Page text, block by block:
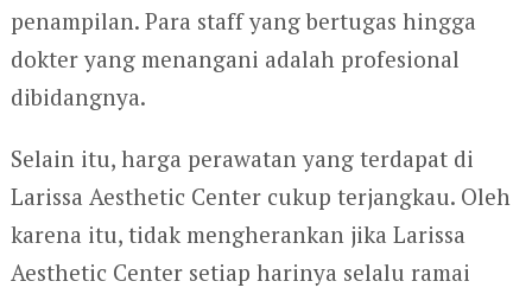
penampilan. Para staff yang bertugas hingga
dokter yang menangani adalah profesional
dibidangnya.
Selain itu, harga perawatan yang terdapat di
Larissa Aesthetic Center cukup terjangkau. Oleh
karena itu, tidak mengherankan jika Larissa
Aesthetic Center setiap harinya selalu ramai